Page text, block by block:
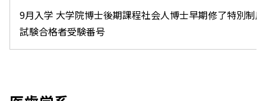
9月入学 大学院博士後期課程社会人博士早期修了特別制
試験合格者受験番号